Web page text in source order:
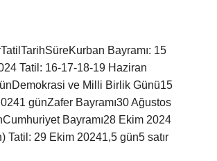
Bayramı: 15
Tatil: 16-17-18-19 Haziran
ve Milli Birlik Günü15
günZafer Bayramı30 Ağustos
Bayramı28 Ekim 2024
Tatil: 29 Ekim 20241,5 gün5 satır